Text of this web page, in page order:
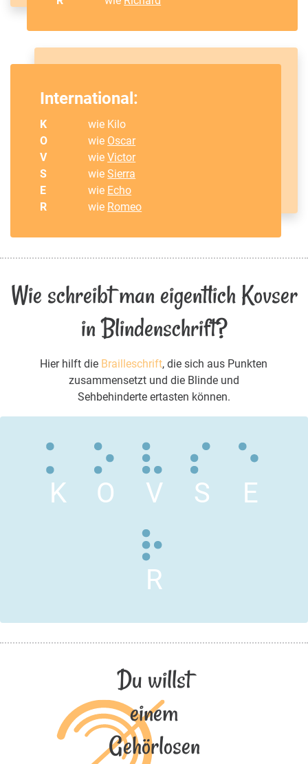
International:
K
wie Kilo
O
wie Oscar
V
wieVictor
S
wieSierra
E
wie Echo
R
wie Romeo
Wie schreibt man eigentlich Kovser
in Blindenschrift?
Hier hilft die Brailleschrift, die sich aus Punkten
zusammensetzt und die Blinde und
Sehbehinderte ertasten können.
K O V S E
R
Du willst
einem
Gehörlosen